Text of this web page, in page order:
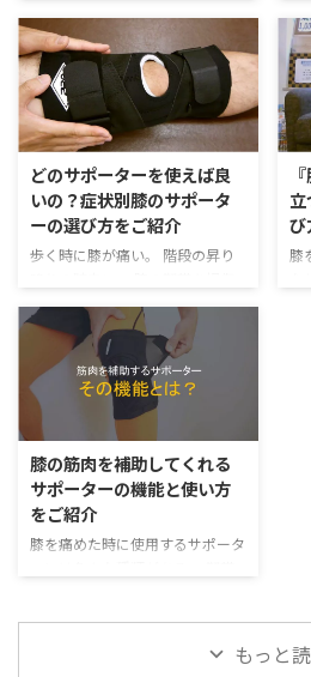
今回は膝のサポーター『ダブルニ
ーラップ』の着用方法を解説して
いく。 こちらのサポーターは固
定範囲が狭いものの、「メインベ
ルト」「サブベルト」で膝のお皿
（膝蓋骨）を固定することによっ
の痛みを軽減してくれるサポータ
ーとなる。 固定範囲が狭いの
で、膝の靭帯損傷などにはあまり
使えないのだが、お皿周りのトラ
効的なサポーターだ。 ただ着用
方法を間違えてしまうと効果も半
減してしまうのでその着用方法に
ついて詳しく解説していく。 ※
記事を読む時間が取れない方には
痛
る
多
の
に
膝
い
い
どのサポーターを使えば良
いの？症状別膝のサポータ
ーの選び方をご紹介
歩く時に膝が痛い。 階段の昇り
してしまった。 膝を打って腫れ
てしまった。 など膝の症状は実
に様々である。 それに加えて膝
のサポーターは色々な種類の物が
世の中に出回っている。 例えば
筋肉を補助してくれるサポーター
や膝蓋骨（膝のお皿）の動きを誘
導してくれるサポーターそして膝
の靭帯を損傷した時に靭帯を補助
してくれるサポーター などがあ
る。 症状に適したサポーター を
び
膝
時
膝の筋肉を補助してくれる
サポーターの機能と使い方
をご紹介
膝を痛めた時に使用するサポータ
因が無いのに膝に痛みが出てしまもっと